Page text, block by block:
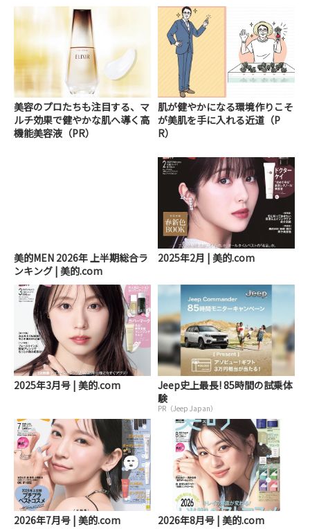
美容のプロたちも注目する、マ
ルチ効果で健やかな肌へ導く高
機能美容液（PR）
肌が健やかになる環境作りこそ
が美肌を手に入れる近道（P
R）
美的MEN 2026年 上半期総合ラ
ンキング | 美的.com
2025年2月 | 美的.com
2025年3月号 | 美的.com
Jeep史上最長! 85時間の試乗体
験
PR（Jeep Japan）
2026年7月号 | 美的.com 2026年8月号 | 美的.com